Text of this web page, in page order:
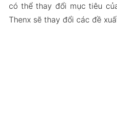
có thể thay đổi mục tiêu
Thenx sẽ thay đổi các đề